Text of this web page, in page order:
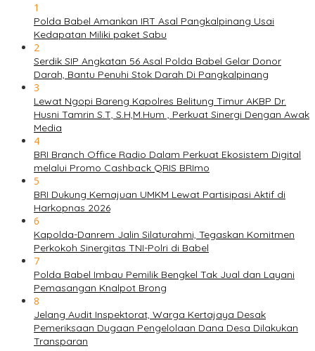
1
Polda Babel Amankan IRT Asal Pangkalpinang Usai
Kedapatan Miliki paket Sabu
2
Serdik SIP Angkatan 56 Asal Polda Babel Gelar Donor
Darah, Bantu Penuhi Stok Darah Di Pangkalpinang
3
Lewat Ngopi Bareng Kapolres Belitung Timur AKBP Dr.
Husni Tamrin S.T, S.H,M.Hum , Perkuat Sinergi Dengan Awak
Media
4
BRI Branch Office Radio Dalam Perkuat Ekosistem Digital
melalui Promo Cashback QRIS BRImo
5
BRI Dukung Kemajuan UMKM Lewat Partisipasi Aktif di
Harkopnas 2026
6
Kapolda-Danrem Jalin Silaturahmi, Tegaskan Komitmen
Perkokoh Sinergitas TNI-Polri di Babel
7
Polda Babel Imbau Pemilik Bengkel Tak Jual dan Layani
Pemasangan Knalpot Brong
8
Jelang Audit Inspektorat, Warga Kertajaya Desak
Pemeriksaan Dugaan Pengelolaan Dana Desa Dilakukan
Transparan